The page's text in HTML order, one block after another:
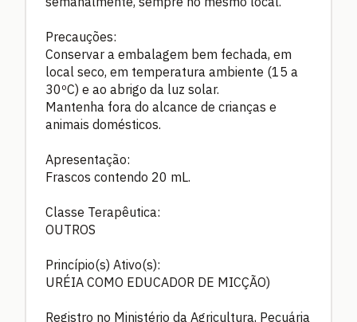
Precauções:
Conservar a embalagem bem fechada, em
local seco, em temperatura ambiente (15 a
30ºC) e ao abrigo da luz solar.
Mantenha fora do alcance de crianças e
animais domésticos.
Apresentação:
Frascos contendo 20 mL.
Classe Terapêutica:
OUTROS
Princípio(s) Ativo(s):
URÉIA COMO EDUCADOR DE MICÇÃO)
Registro no Ministério da Agricultura, Pecuária